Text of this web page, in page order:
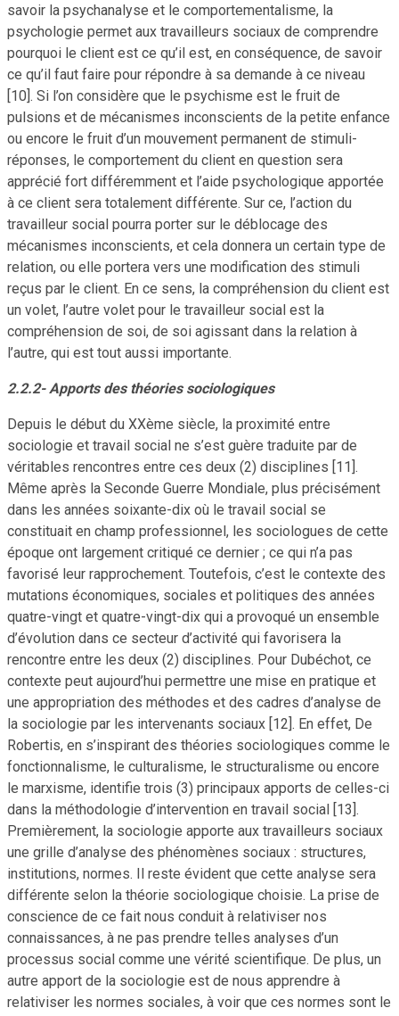
savoir la psychanalyse et le comportementalisme, la
psychologie permet aux travailleurs sociaux de comprendre
pourquoi le client est ce qu’il est, en conséquence, de savoir
ce qu’il faut faire pour répondre à sa demande à ce niveau
[10]. Si l’on considère que le psychisme est le fruit de
pulsions et de mécanismes inconscients de la petite enfance
ou encore le fruit d’un mouvement permanent de stimuli-
réponses, le comportement du client en question sera
apprécié fort différemment et l’aide psychologique apportée
à ce client sera totalement différente. Sur ce, l’action du
travailleur social pourra porter sur le déblocage des
mécanismes inconscients, et cela donnera un certain type de
relation, ou elle portera vers une modification des stimuli
reçus par le client. En ce sens, la compréhension du client est
un volet, l’autre volet pour le travailleur social est la
compréhension de soi, de soi agissant dans la relation à
l’autre, qui est tout aussi importante.
2.2.2- Apports des théories sociologiques
Depuis le début du XXème siècle, la proximité entre
sociologie et travail social ne s’est guère traduite par de
véritables rencontres entre ces deux (2) disciplines [11].
Même après la Seconde Guerre Mondiale, plus précisément
dans les années soixante-dix où le travail social se
constituait en champ professionnel, les sociologues de cette
époque ont largement critiqué ce dernier ; ce qui n’a pas
favorisé leur rapprochement. Toutefois, c’est le contexte des
mutations économiques, sociales et politiques des années
quatre-vingt et quatre-vingt-dix qui a provoqué un ensemble
d’évolution dans ce secteur d’activité qui favorisera la
rencontre entre les deux (2) disciplines. Pour Dubéchot, ce
contexte peut aujourd’hui permettre une mise en pratique et
une appropriation des méthodes et des cadres d’analyse de
la sociologie par les intervenants sociaux [12]. En effet, De
Robertis, en s’inspirant des théories sociologiques comme le
fonctionnalisme, le culturalisme, le structuralisme ou encore
le marxisme, identifie trois (3) principaux apports de celles-ci
dans la méthodologie d’intervention en travail social [13].
Premièrement, la sociologie apporte aux travailleurs sociaux
une grille d’analyse des phénomènes sociaux : structures,
institutions, normes. Il reste évident que cette analyse sera
différente selon la théorie sociologique choisie. La prise de
conscience de ce fait nous conduit à relativiser nos
connaissances, à ne pas prendre telles analyses d’un
processus social comme une vérité scientifique. De plus, un
autre apport de la sociologie est de nous apprendre à
relativiser les normes sociales, à voir que ces normes sont le